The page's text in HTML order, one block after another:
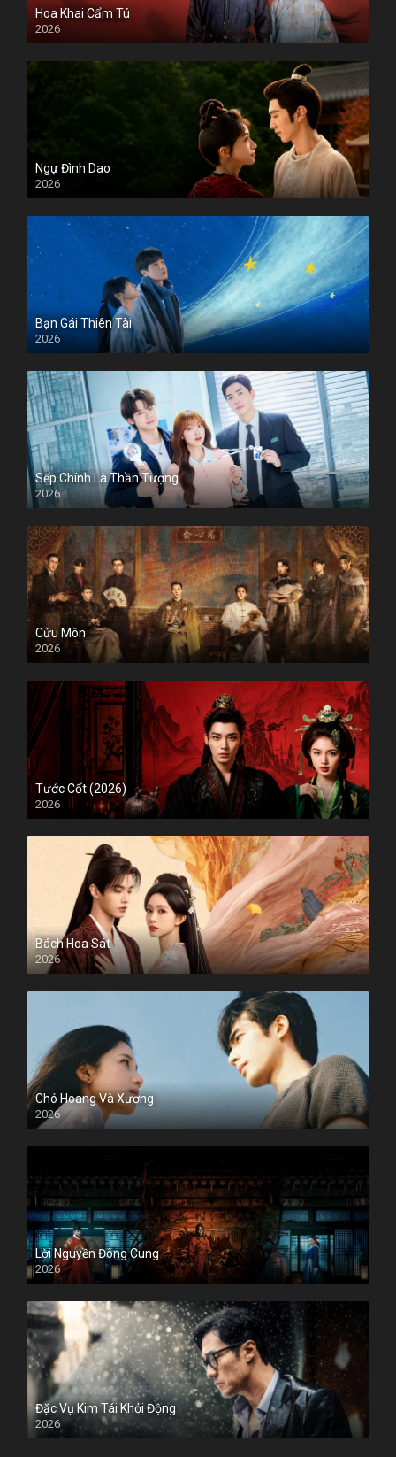
Hoa Khai Cẩm Tú
2026
Ngự Đình Dao
2026
Bạn Gái Thiên Tài
2026
Sếp Chính Là Thần Tượng
2026
Cửu Môn
2026
Tước Cốt (2026)
2026
Bách Hoa Sát
2026
Chó Hoang Và Xương
2026
Lời Nguyền Đông Cung
2026
Đặc Vụ Kim Tái Khởi Động
2026